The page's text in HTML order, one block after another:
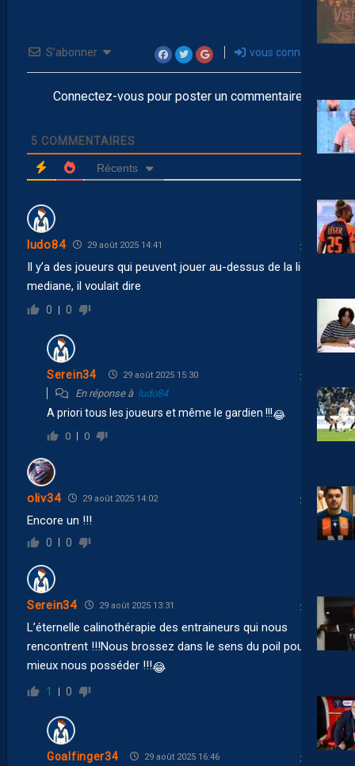
S’abonner vous connecter
Connectez-vous pour poster un commentaire
5 COMMENTAIRES
Récents
ludo84 29 août 2025 14:41
Il y’a des joueurs qui peuvent jouer au-dessus de la ligne
mediane, il voulait dire
0 0
Serein34 29 août 2025 15:30
En réponse à ludo84
A priori tous les joueurs et même le gardien !!!😂
0 0
oliv34 29 août 2025 14:02
Encore un !!!
0 0
Serein34 29 août 2025 13:31
L’éternelle calinothérapie des entraineurs qui nous
rencontrent !!!Nous brossez dans le sens du poil pour
mieux nous posséder !!!😂
1 0
Goalfinger34 29 août 2025 16:46